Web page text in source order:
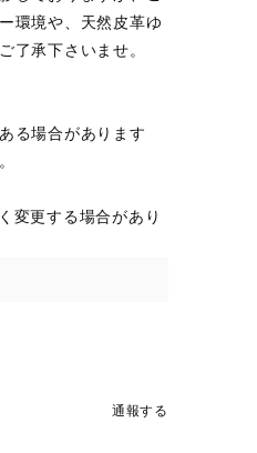
環境や、天然皮革ゆ
了承下さいませ。
る場合があります
変更する場合があり
通報する